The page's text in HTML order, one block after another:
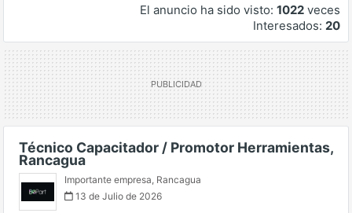
El anuncio ha sido visto: 1022 veces
Interesados: 20
Técnico Capacitador / Promotor Herramientas,
Rancagua
Importante empresa, Rancagua
13 de Julio de 2026